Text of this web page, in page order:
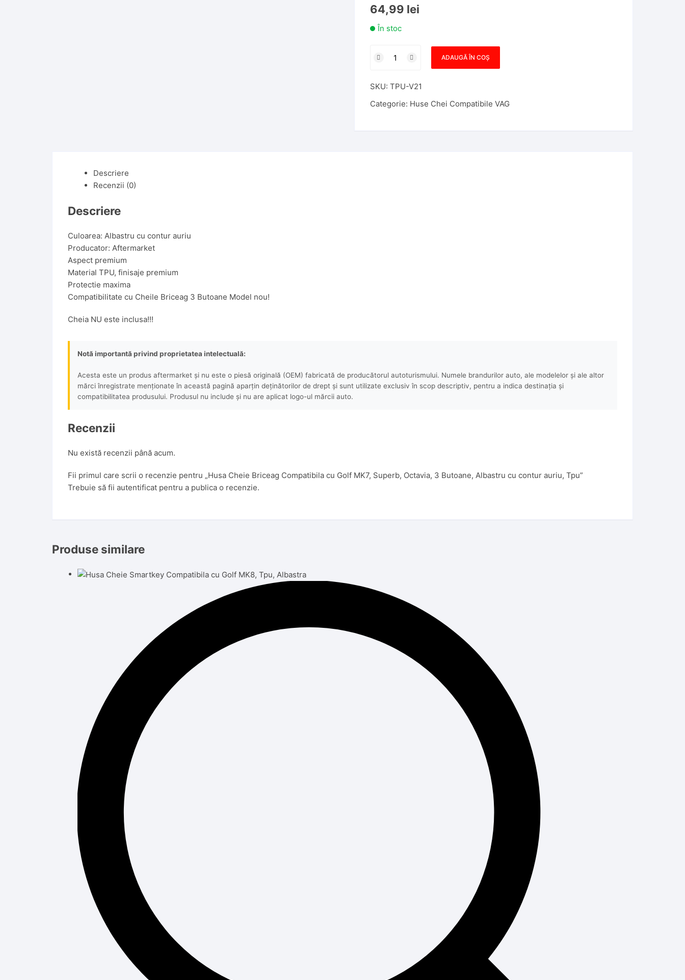
64,99 lei
În stoc
Husa
Briceag
Compatibila
ADAUGĂ ÎN COȘ
SKU: TPU-V21
Categorie: Huse Chei Compatibile VAG
Descriere
Recenzii (0)
Descriere
Culoarea: Albastru cu contur auriu
Producator: Aftermarket
Aspect premium
Material TPU, finisaje premium
Protectie maxima
Compatibilitate cu Cheile Briceag 3 Butoane Model nou!
Cheia NU este inclusa!!!
Notă importantă privind proprietatea intelectuală:
Acesta este un produs aftermarket și nu este o piesă originală (OEM) fabricată de producătorul autoturismului. Numele brandurilor auto, ale modelelor și ale altor
mărci înregistrate menționate în această pagină aparțin deținătorilor de drept și sunt utilizate exclusiv în scop descriptiv, pentru a indica destinația și
compatibilitatea produsului. Produsul nu include și nu are aplicat logo-ul mărcii auto.
Recenzii
Nu există recenzii până acum.
Fii primul care scrii o recenzie pentru „Husa Cheie Briceag Compatibila cu Golf MK7, Superb, Octavia, 3 Butoane, Albastru cu contur auriu, Tpu”
Trebuie să fii autentificat pentru a publica o recenzie.
Produse similare